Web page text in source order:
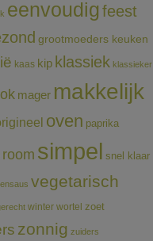
eenvoudigfeest
grootmoeders keuken
kaas kip klassiek klassieker
mager makkelijk
oven paprika
room simpel snel klaar
vegetarisch
winter wortel zoet
zonnig zuiders